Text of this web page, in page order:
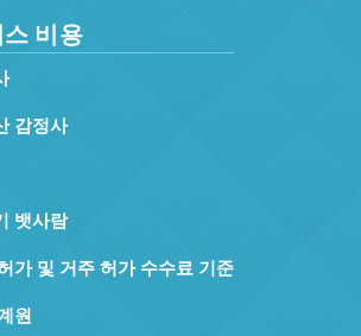
비용
감정사
뱃사람
가 및 거주 허가 수수료 기준
원